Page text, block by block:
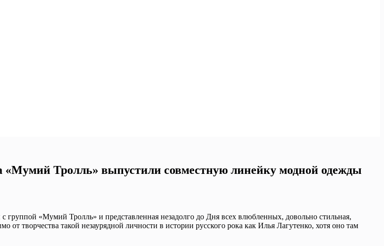
Тролль» выпустили совместную линейку модной одежды
«Мумий Тролль» и представленная незадолго до Дня всех влюбленных, довольно стильная,
от творчества такой незаурядной личности в истории русского рока как Илья Лагутенко, хотя оно там